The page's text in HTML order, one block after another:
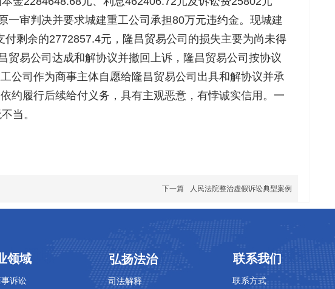
一审判决并要求城建重工公司承担80万元违约金。现城建
剩余的2772857.4元，隆昌贸易公司的损失主要为尚未得
易公司达成和解协议并撤回上诉，隆昌贸易公司按协议
公司作为商事主体自愿给隆昌贸易公司出具和解协议并承
约履行后续给付义务，具有主观恶意，有悖诚实信用。一
当。
下一篇 人民法院整治虚假诉讼典型案例
事诉讼
业领域
领域
司法解释
专业领域
弘扬法治
联系方式
专业领域
联系我们